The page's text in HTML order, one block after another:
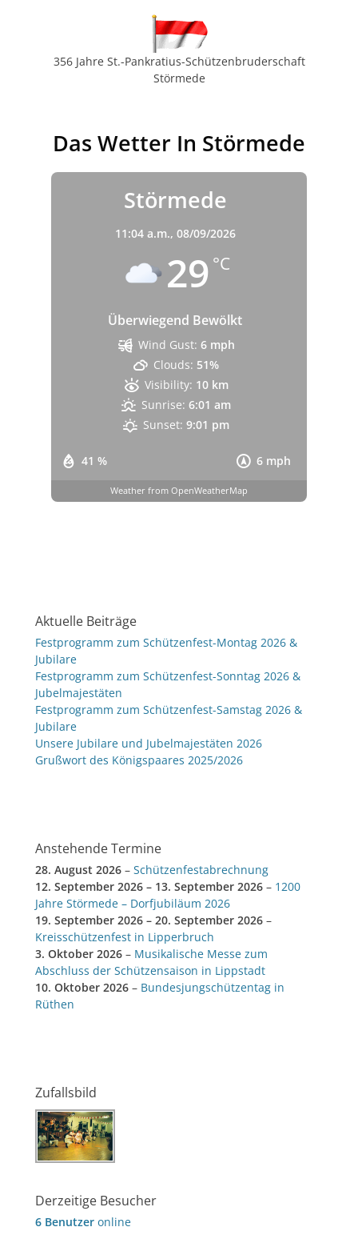
356 Jahre St.-Pankratius-Schützenbruderschaft
Störmede
Das Wetter In Störmede
Störmede
11:04 a.m., 08/09/2026
29 °C
Überwiegend Bewölkt
41 % 6 mph
Wind Gust: 6 mph
Clouds: 51%
Visibility: 10 km
Sunrise: 6:01 am
Sunset: 9:01 pm
Weather from OpenWeatherMap
Aktuelle Beiträge
Festprogramm zum Schützenfest-Montag 2026 &
Jubilare
Festprogramm zum Schützenfest-Sonntag 2026 &
Jubelmajestäten
Festprogramm zum Schützenfest-Samstag 2026 &
Jubilare
Unsere Jubilare und Jubelmajestäten 2026
Grußwort des Königspaares 2025/2026
Anstehende Termine
28. August 2026 – Schützenfestabrechnung
12. September 2026 – 13. September 2026 – 1200
Jahre Störmede – Dorfjubiläum 2026
19. September 2026 – 20. September 2026 –
Kreisschützenfest in Lipperbruch
3. Oktober 2026 – Musikalische Messe zum
Abschluss der Schützensaison in Lippstadt
10. Oktober 2026 – Bundesjungschützentag in
Rüthen
Zufallsbild
Derzeitige Besucher
6 Benutzer online